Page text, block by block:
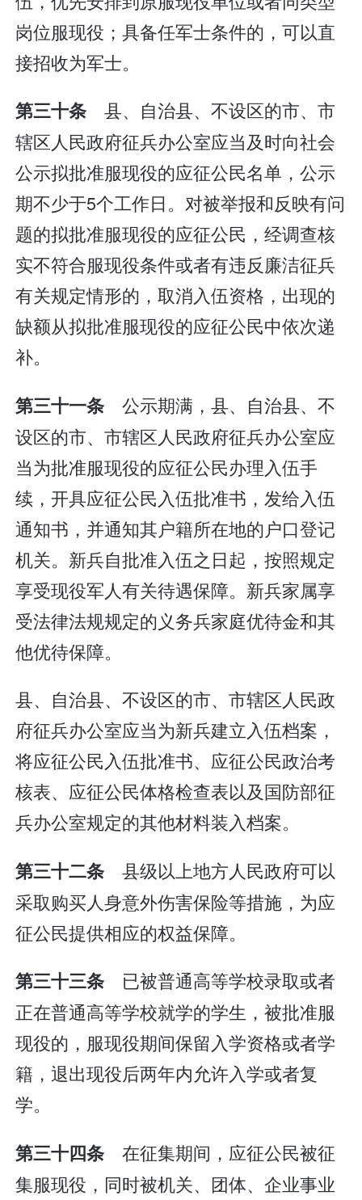
岗位服现役；具备任军士条件的，可以直
接招收为军士。
第三十条 县、自治县、不设区的市、市
辖区人民政府征兵办公室应当及时向社会
公示拟批准服现役的应征公民名单，公示
期不少于5个工作日。对被举报和反映有问
题的拟批准服现役的应征公民，经调查核
实不符合服现役条件或者有违反廉洁征兵
有关规定情形的，取消入伍资格，出现的
缺额从拟批准服现役的应征公民中依次递
补。
第三十一条 公示期满，县、自治县、不
设区的市、市辖区人民政府征兵办公室应
当为批准服现役的应征公民办理入伍手
续，开具应征公民入伍批准书，发给入伍
通知书，并通知其户籍所在地的户口登记
机关。新兵自批准入伍之日起，按照规定
享受现役军人有关待遇保障。新兵家属享
受法律法规规定的义务兵家庭优待金和其
他优待保障。
县、自治县、不设区的市、市辖区人民政
府征兵办公室应当为新兵建立入伍档案，
将应征公民入伍批准书、应征公民政治考
核表、应征公民体格检查表以及国防部征
兵办公室规定的其他材料装入档案。
第三十二条 县级以上地方人民政府可以
采取购买人身意外伤害保险等措施，为应
征公民提供相应的权益保障。
第三十三条 已被普通高等学校录取或者
正在普通高等学校就学的学生，被批准服
现役的，服现役期间保留入学资格或者学
籍，退出现役后两年内允许入学或者复
学。
第三十四条 在征集期间，应征公民被征
集服现役，同时被机关、团体、企业事业